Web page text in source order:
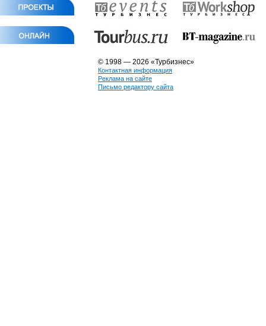
© 1998 — 2026 «Турбизнес»
Контактная информация
Реклама на сайте
Письмо редактору сайта